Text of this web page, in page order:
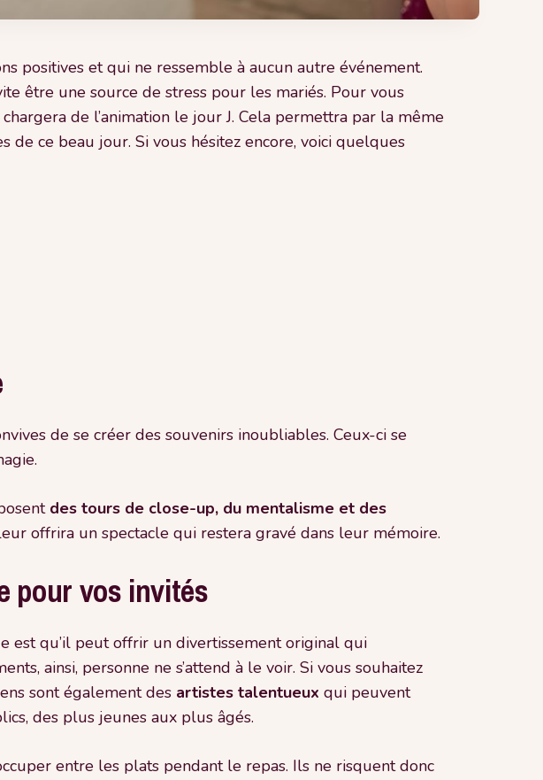
positives et qui ne ressemble à aucun autre événement.
être une source de stress pour les mariés. Pour vous
de l’animation le jour J. Cela permettra par la même
de ce beau jour. Si vous hésitez encore, voici quelques
de se créer des souvenirs inoubliables. Ceux-ci se
des tours de close-up, du mentalisme et des
offrira un spectacle qui restera gravé dans leur mémoire.
pour vos invités
est qu’il peut offrir un divertissement original qui
ainsi, personne ne s’attend à le voir. Si vous souhaitez
sont également des artistes talentueux qui peuvent
des plus jeunes aux plus âgés.
entre les plats pendant le repas. Ils ne risquent donc